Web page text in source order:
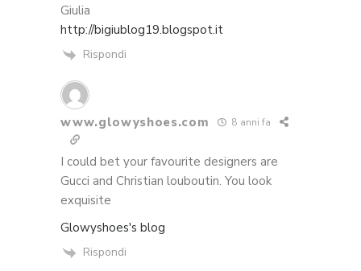
Giulia
http://bigiublog19.blogspot.it
Rispondi
www.glowyshoes.com 8 anni fa
I could bet your favourite designers are
Gucci and Christian louboutin. You look
exquisite
Glowyshoes's blog
Rispondi